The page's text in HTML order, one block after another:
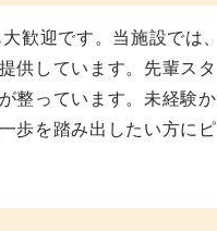
歓迎です。当施設では、
供しています。先輩スタ
整っています。未経験か
歩を踏み出したい方にピ